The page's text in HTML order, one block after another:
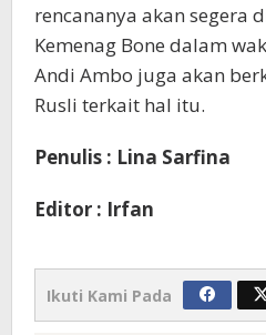
rencananya akan segera
Kemenag Bone dalam
Andi Ambo juga akan
Rusli terkait hal itu.
Penulis : Lina Sarfina
Editor : Irfan
Ikuti Kami Pada